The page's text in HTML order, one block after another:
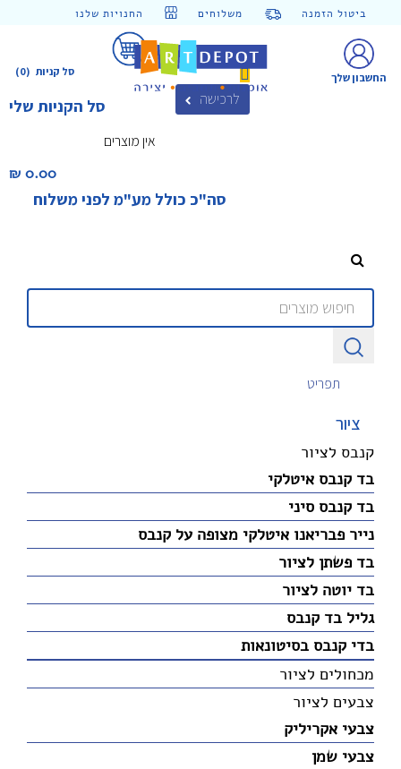
ביטול הזמנה משלוחים החנויות שלנו
(0) סל קניות
סל הקניות שלי לרכישה
אין מוצרים
0.00 ₪‎
סה"כ כולל מע"מ לפני משלוח
החשבון שלך
תפריט
ציור
קנבס לציור
בד קנבס איטלקי
בד קנבס סיני
נייר פבריאנו איטלקי מצופה על קנבס
בד פשתן לציור
בד יוטה לציור
גליל בד קנבס
בדי קנבס בסיטונאות
מכחולים לציור
צבעים לציור
צבעי אקריליק
צבעי שמן